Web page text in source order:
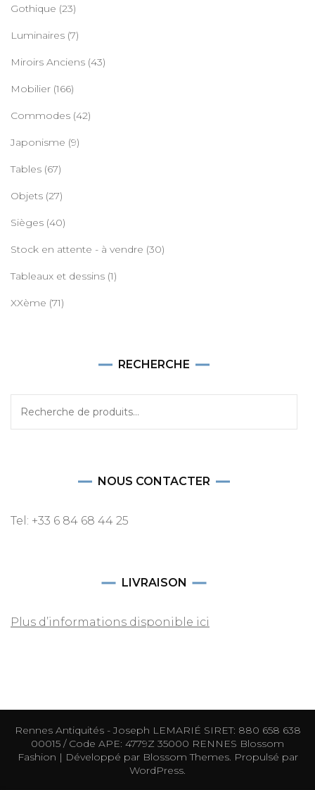
Gothique (23)
Luminaires (7)
Miroirs Anciens (43)
Mobilier (166)
Commodes (42)
Japonisme (9)
Tables (67)
Objets (27)
Sièges (40)
Stock en attente - à vendre (30)
Tableaux et dessins (1)
XXème (71)
RECHERCHE
NOUS CONTACTER
Tel: +33 6 84 68 44 25
LIVRAISON
Plus d’informations disponible ici
Rennes Antiquités - Joseph LEMARIÉ SIRET: 880 658 638
00015 / Code APE: 4779Z 35000 RENNES Blossom
Fashion | Développé parBlossom Themes. Propulsé par
WordPress.